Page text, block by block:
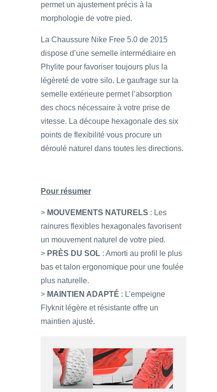
permet un ajustement précis à la
morphologie de votre pied.
La Chaussure Nike Free 5.0 de 2015
dispose d’une semelle intermédiaire en
Phylite pour favoriser toujours plus la
légèreté de votre silo. Le gaufrage sur la
semelle extérieure permet l’absorption
des chocs nécessaire à votre prise de
vitesse. La découpe hexagonale des six
points de flexibilité vous procure un
déroulé naturel dans toutes les directions.
Pour résumer
> MOUVEMENTS NATURELS : Les
rainures flexibles hexagonales favorisent
un mouvement naturel de votre pied.
> PRÈS DU SOL : Amorti au profil le plus
bas et talon ergonomique pour une foulée
plus naturelle.
> MAINTIEN ADAPTÉ : L’empeigne
Flyknit légère et résistante offre un
maintien ajusté.